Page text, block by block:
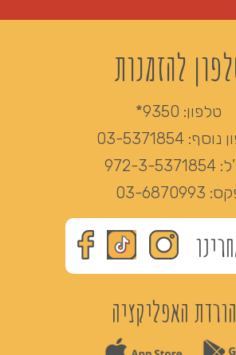
להזמנות
טלפון: 9350*
נוסף: 03-5371854
972-3-5371854
03-6870993
האפליקציה